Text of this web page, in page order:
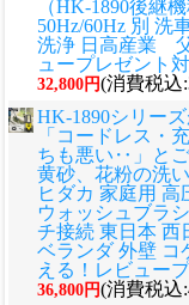
（HK-1890後継
50Hz/60Hz 別 洗
洗浄 日高産業
ュープレゼント対
32,800円(消費税込
HK-1890シリー
「コードレス・
ちも悪い‥」と
黄砂、花粉の洗
ヒダカ 家庭用 高
ウォッシュブラ
チ接続 東日本 西
ベランダ 外壁
える！レビュー
36,800円(消費税込